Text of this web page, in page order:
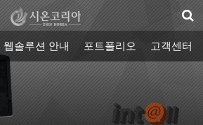
웹솔루션 안내 포트폴리오 고객센터